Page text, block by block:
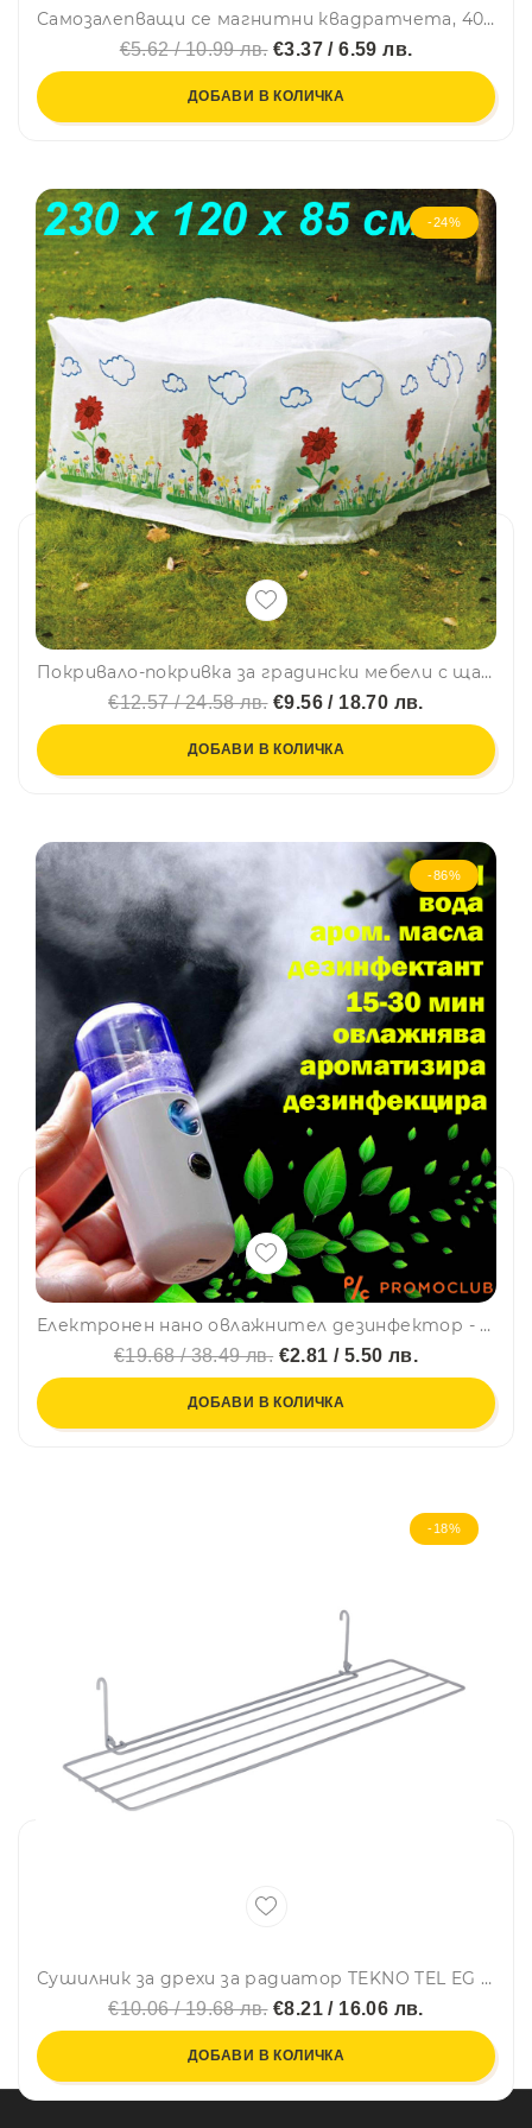
Самозалепващи се магнитни квадратчета, 40бр., 2x2см
€5.62 / 10.99 лв.€3.37 / 6.59 лв.
ДОБАВИ В КОЛИЧКА
-24%
Покривало-покривка за градински мебели с щампа ГОЛЯМО, 230 х 120 х 85 см
€12.57 / 24.58 лв.€9.56 / 18.70 лв.
ДОБАВИ В КОЛИЧКА
-86%
Електронен нано овлажнител дезинфектор - мини размер в джоба ти, BFO2
€19.68 / 38.49 лв. €2.81 / 5.50 лв.
ДОБАВИ В КОЛИЧКА
-18%
Сушилник за дрехи за радиатор TEKNO TEL EG 201, Хром
€10.06 / 19.68 лв.€8.21 / 16.06 лв.
ДОБАВИ В КОЛИЧКА